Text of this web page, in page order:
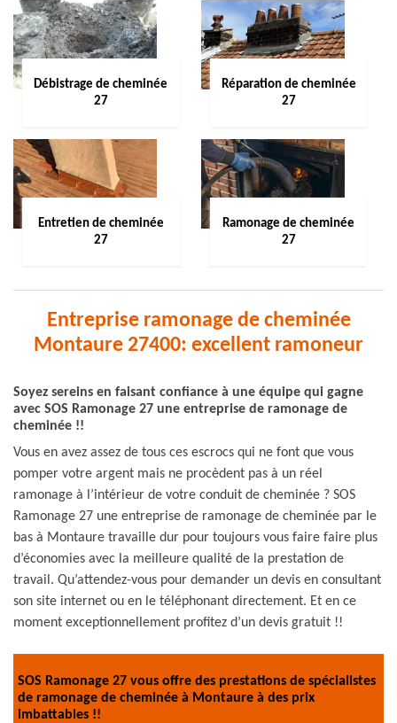
Débistrage de cheminée
27
Réparation de cheminée
27
Entretien de cheminée
27
Ramonage de cheminée
27
Entreprise ramonage de cheminée
Montaure 27400: excellent ramoneur
Soyez sereins en faisant confiance à une équipe qui gagne
avec SOS Ramonage 27 une entreprise de ramonage de
cheminée !!
Vous en avez assez de tous ces escrocs qui ne font que vous
pomper votre argent mais ne procèdent pas à un réel
ramonage à l’intérieur de votre conduit de cheminée ? SOS
Ramonage 27 une entreprise de ramonage de cheminée par le
bas à Montaure travaille dur pour toujours vous faire faire plus
d’économies avec la meilleure qualité de la prestation de
travail. Qu’attendez-vous pour demander un devis en consultant
son site internet ou en le téléphonant directement. Et en ce
moment exceptionnellement profitez d’un devis gratuit !!
SOS Ramonage 27 vous offre des prestations de spécialistes
de ramonage de cheminée à Montaure à des prix
imbattables !!